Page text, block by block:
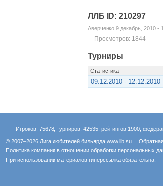
ЛЛБ ID: 210297
Аверченко 9 декабрь, 2010 -
Просмотров: 1844
Турниры
Статистика
09.12.2010 - 12.12.2010
Игроков: 75678, турниров: 42535, рейтингов 1900,
© 2007–2026 Лига любителей бильярдаwww.llb.su
Политика компании в отношении обработки персональных
При использовании материалов гиперссылка обязательна.